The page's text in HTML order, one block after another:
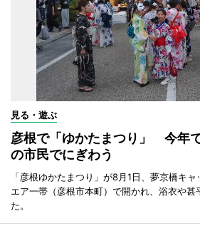
見る・遊ぶ
彦根で「ゆかたまつり」 今年
の市民でにぎわう
「彦根ゆかたまつり」が8月1日、夢京橋キ
エア一帯（彦根市本町）で開かれ、浴衣や甚
た。